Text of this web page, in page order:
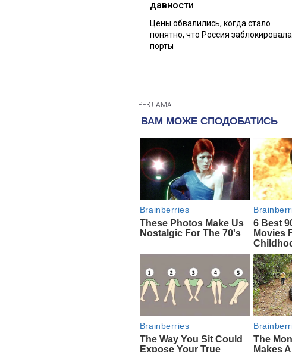
давности
Цены обвалились, когда стало
понятно, что Россия заблокировала
порты